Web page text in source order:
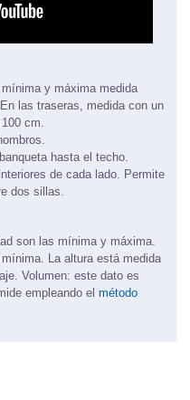
y máxima medida
las traseras, medida con un
cm.
hasta el techo.
de cada lado. Permite
dos sillas.
son las mínima y máxima.
La altura está medida
Volumen: este dato es
empleando el método